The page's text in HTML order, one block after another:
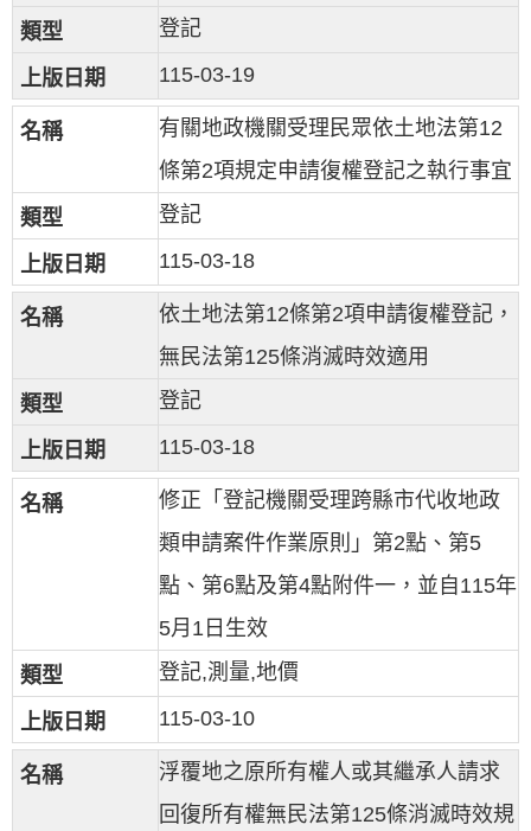
登記
115-03-19
有關地政機關受理民眾依土地法第12
條第2項規定申請復權登記之執行事宜
登記
115-03-18
依土地法第12條第2項申請復權登記，
無民法第125條消滅時效適用
登記
115-03-18
修正「登記機關受理跨縣市代收地政
類申請案件作業原則」第2點、第5
點、第6點及第4點附件一，並自115年
5月1日生效
登記,測量,地價
115-03-10
浮覆地之原所有權人或其繼承人請求
回復所有權無民法第125條消滅時效規